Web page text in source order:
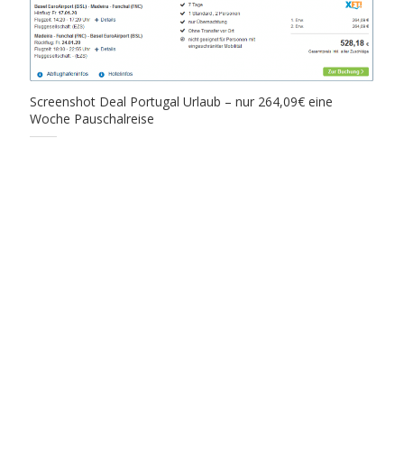
Screenshot Deal Portugal Urlaub – nur 264,09€ eine
Woche Pauschalreise